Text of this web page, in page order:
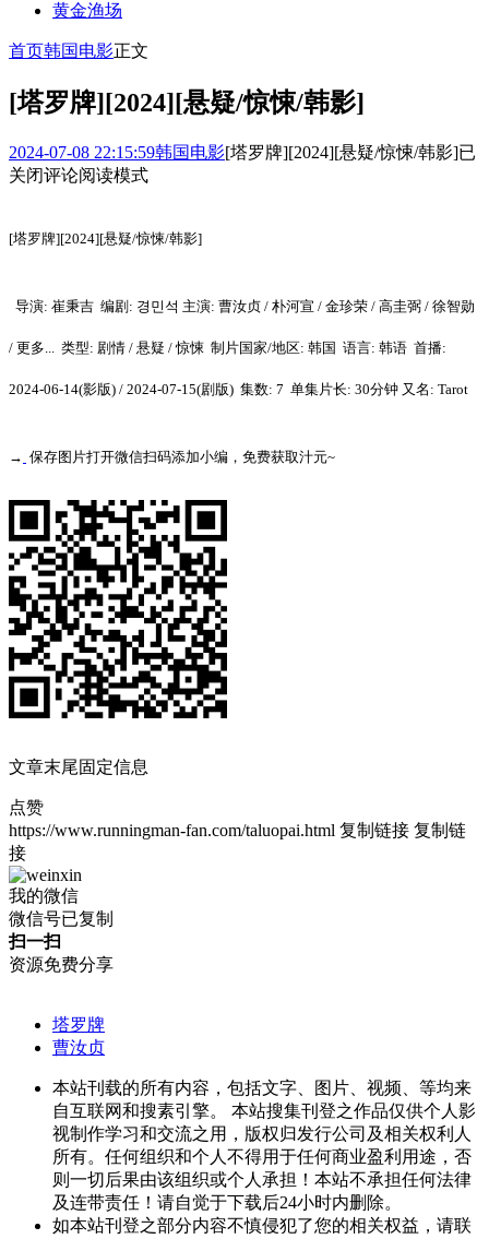
黄金渔场
首页韩国电影正文
[塔罗牌][2024][悬疑/惊悚/韩影]
2024-07-08 22:15:59韩国电影[塔罗牌][2024][悬疑/惊悚/韩影]已
关闭评论阅读模式
[塔罗牌][2024][悬疑/惊悚/韩影]
导演: 崔秉吉 编剧: 경민석 主演: 曹汝贞 / 朴河宣 / 金珍荣 / 高圭弼 / 徐智勋
/ 更多... 类型: 剧情 / 悬疑 / 惊悚 制片国家/地区: 韩国 语言: 韩语 首播:
2024-06-14(影版) / 2024-07-15(剧版) 集数: 7 单集片长: 30分钟 又名: Tarot
→ 保存图片打开微信扫码添加小编，免费获取汁元~
文章末尾固定信息
点赞
https://www.runningman-fan.com/taluopai.html 复制链接 复制链
接
我的微信
微信号已复制
扫一扫
资源免费分享
塔罗牌
曹汝贞
本站刊载的所有内容，包括文字、图片、视频、等均来
自互联网和搜素引擎。 本站搜集刊登之作品仅供个人影
视制作学习和交流之用，版权归发行公司及相关权利人
所有。任何组织和个人不得用于任何商业盈利用途，否
则一切后果由该组织或个人承担！本站不承担任何法律
及连带责任！请自觉于下载后24小时内删除。
如本站刊登之部分内容不慎侵犯了您的相关权益，请联